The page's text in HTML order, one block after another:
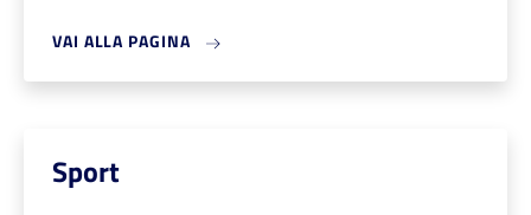
VAI ALLA PAGINA
Sport